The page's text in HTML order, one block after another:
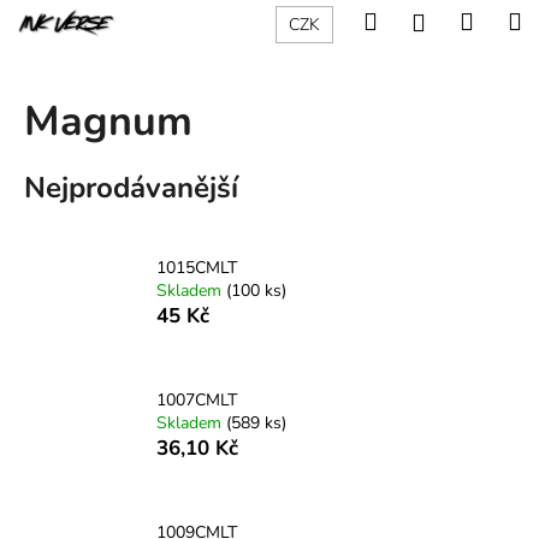
Přejít
CZK HledatPřihlášení
Magnum
Nejprodávanější
1015CMLT
Skladem (100 ks)
45 Kč
1007CMLT
Skladem (589 ks)
36,10 Kč
1009CMLT
C
p